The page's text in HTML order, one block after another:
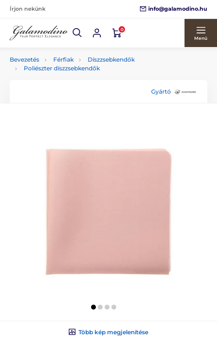
Írjon nekünk info@galamodino.hu
0
Menü
Bevezetés Férfiak
Díszzsebkendők
Poliészter díszzsebkendők
Gyártó
Több kép megjelenítése